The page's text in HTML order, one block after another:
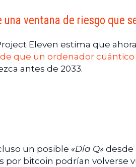
ventana de riesgo que
Eleven estima que
de que un ordenador
antes de 2033.
un posible «Día Q» desde
por bitcoin podrían volverse